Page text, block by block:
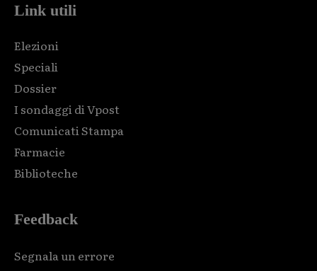
Link utili
Elezioni
Speciali
Dossier
I sondaggi di Vpost
Comunicati Stampa
Farmacie
Biblioteche
Feedback
Segnala un errore